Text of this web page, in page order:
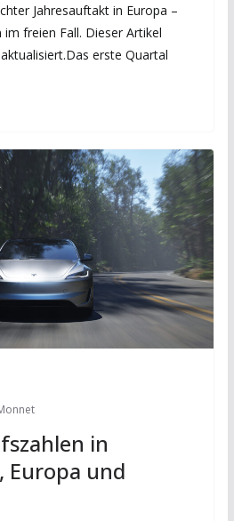
Jahresauftakt in Europa –
im freien Fall. Dieser Artikel
erste Quartal
in
Europa und